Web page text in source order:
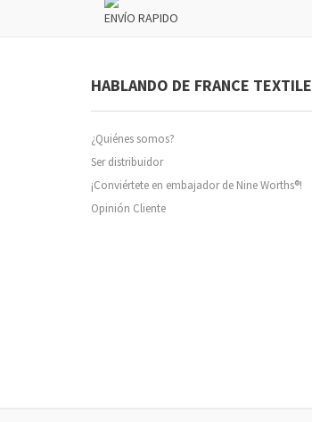
ENVÍO RAPIDO
HABLANDO DE FRANCE TEXTILE
¿Quiénes somos?
Ser distribuidor
¡Conviértete en embajador de Nine Worths®!
Opinión Cliente